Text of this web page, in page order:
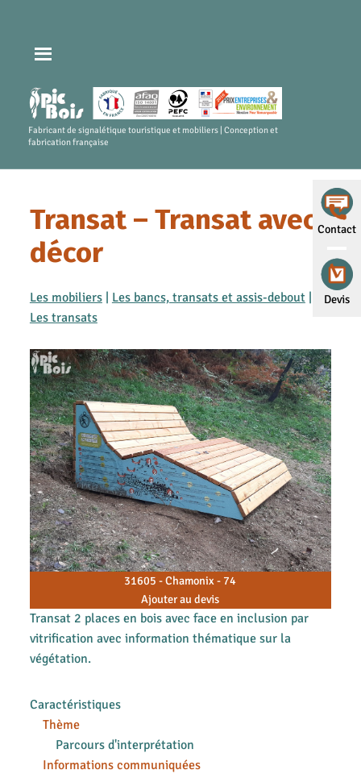
Contact
Devis
Fabricant de signalétique touristique et mobiliers | Conception et
fabrication française
Transat – Transat avec
décor
Les mobiliers| Les bancs, transats et assis-debout|
Les transats
31605 - Chamonix - 74
Ajouter au devis
Transat 2 places en bois avec face en inclusion par
vitrification avec information thématique sur la
végétation.
Caractéristiques
Thème
Parcours d'interprétation
Informations communiquées